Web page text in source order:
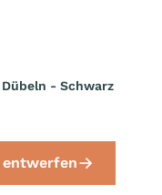
- Schwarz
entwerfen